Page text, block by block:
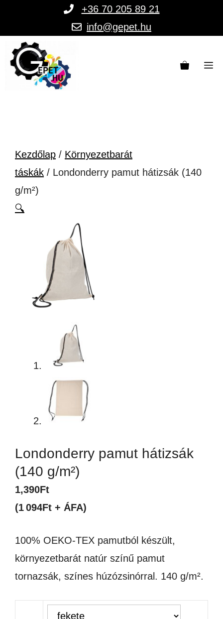
tartalomba
+36 70 205 89 21
info@gepet.hu
Kezdőlap / Környezetbarát
táskák / Londonderry pamut hátizsák (140
g/m²)
🔍
Londonderry pamut hátizsák
(140 g/m²)
1,390Ft
(1 094Ft + ÁFA)
100% OEKO-TEX pamutból készült,
környezetbarát natúr színű pamut
tornazsák, színes húzózsinórral. 140 g/m².